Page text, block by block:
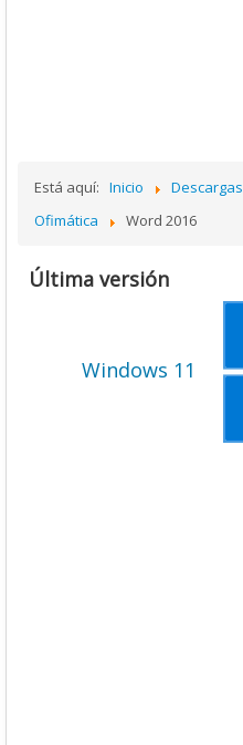
Está aquí: Inicio Descargas
Ofimática
Word 2016
Última versión
Windows 11